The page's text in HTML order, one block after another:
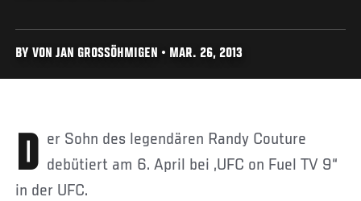
BY VON JAN GROSSÖHMIGEN • MAR. 26, 2013
Der Sohn des legendären Randy Couture debütiert am 6. April bei „UFC on Fuel TV 9“
in der UFC.